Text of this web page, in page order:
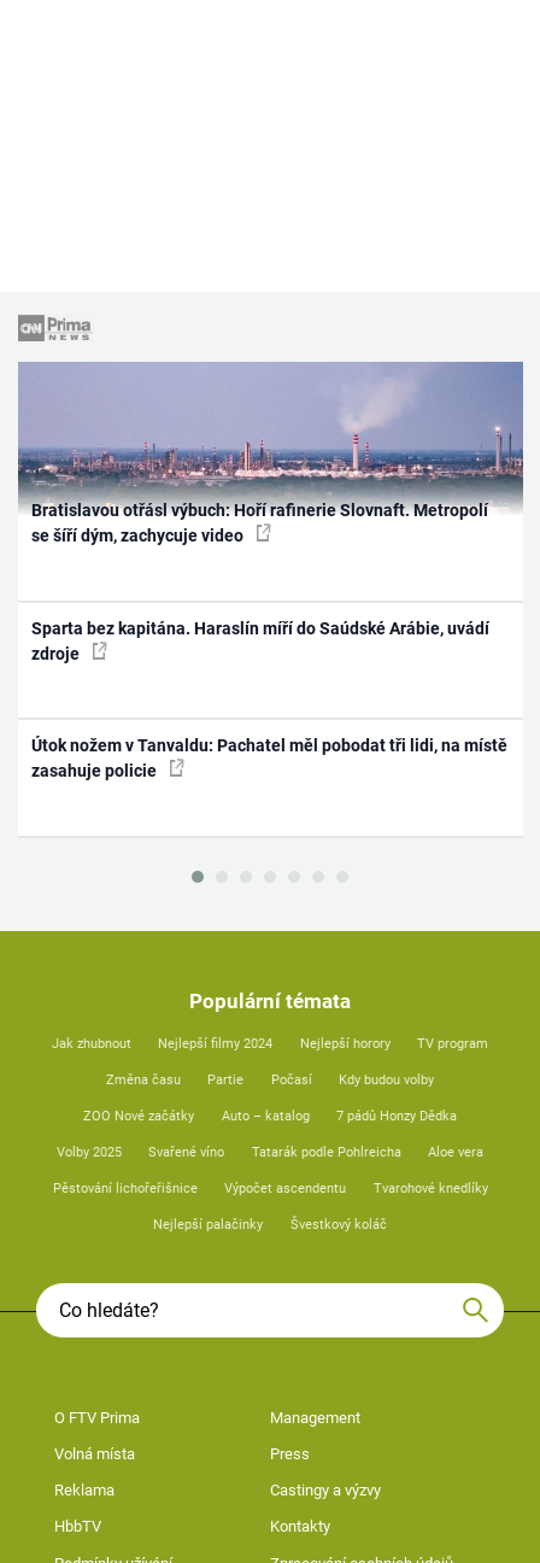
Bratislavou otřásl výbuch: Hoří rafinerie Slovnaft. Metropolí
se šíří dým, zachycuje video
Sparta bez kapitána. Haraslín míří do Saúdské Arábie, uvádí
zdroje
Útok nožem v Tanvaldu: Pachatel měl pobodat tři lidi, na místě
zasahuje policie
Populární témata
Jak zhubnout Nejlepší filmy 2024 Nejlepší horory TV program
Změna času Partie Počasí Kdy budou volby
ZOO Nové začátky Auto – katalog 7 pádů Honzy Dědka
Volby 2025 Svařené víno Tatarák podle Pohlreicha Aloe vera
Pěstování lichořeřišnice Výpočet ascendentu Tvarohové knedlíky
Nejlepší palačinky Švestkový koláč
O FTV Prima Management
Volná místa Press
Reklama Castingy a výzvy
HbbTV Kontakty